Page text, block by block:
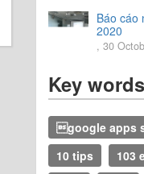
Báo cáo
2020
, 30
Key words
google apps
10 tips
103